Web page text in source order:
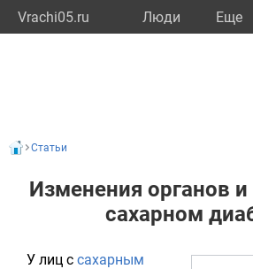
Vrachi05.ru Люди Eще
Статьи
Изменения органов
сахарном
У лиц с сахарным